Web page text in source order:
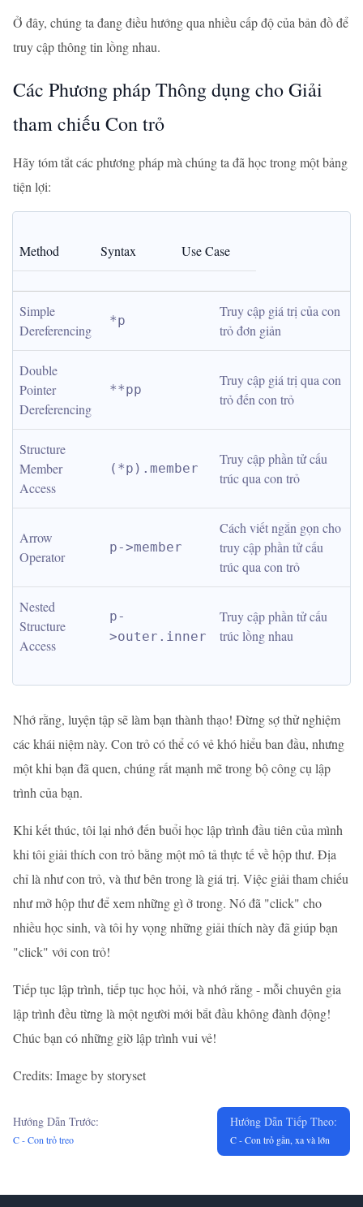
Ở đây, chúng ta đang điều hướng qua nhiều cấp độ của bản đồ để
truy cập thông tin lồng nhau.
Các Phương pháp Thông dụng cho Giải
tham chiếu Con trỏ
Hãy tóm tắt các phương pháp mà chúng ta đã học trong một bảng
tiện lợi:
Method Syntax Use Case
Simple
Dereferencing
*p
Truy cập giá trị của con
trỏ đơn giản
Double
Pointer
Dereferencing
**pp
Truy cập giá trị qua con
trỏ đến con trỏ
Structure
Member
Access
(*p).member
Truy cập phần tử cấu
trúc qua con trỏ
Arrow
Operator
p->member
Cách viết ngắn gọn cho
truy cập phần tử cấu
trúc qua con trỏ
Nested
Structure
Access
p-
>outer.inner
Truy cập phần tử cấu
trúc lồng nhau
Nhớ rằng, luyện tập sẽ làm bạn thành thạo! Đừng sợ thử nghiệm
các khái niệm này. Con trỏ có thể có vẻ khó hiểu ban đầu, nhưng
một khi bạn đã quen, chúng rất mạnh mẽ trong bộ công cụ lập
trình của bạn.
Khi kết thúc, tôi lại nhớ đến buổi học lập trình đầu tiên của mình
khi tôi giải thích con trỏ bằng một mô tả thực tế về hộp thư. Địa
chỉ là như con trỏ, và thư bên trong là giá trị. Việc giải tham chiếu
như mở hộp thư để xem những gì ở trong. Nó đã "click" cho
nhiều học sinh, và tôi hy vọng những giải thích này đã giúp bạn
"click" với con trỏ!
Tiếp tục lập trình, tiếp tục học hỏi, và nhớ rằng - mỗi chuyên gia
lập trình đều từng là một người mới bắt đầu không đành động!
Chúc bạn có những giờ lập trình vui vẻ!
Credits: Image by storyset
Hướng Dẫn Trước:
C - Con trỏ treo
Hướng Dẫn Tiếp Theo:
C - Con trỏ gần, xa và lớn